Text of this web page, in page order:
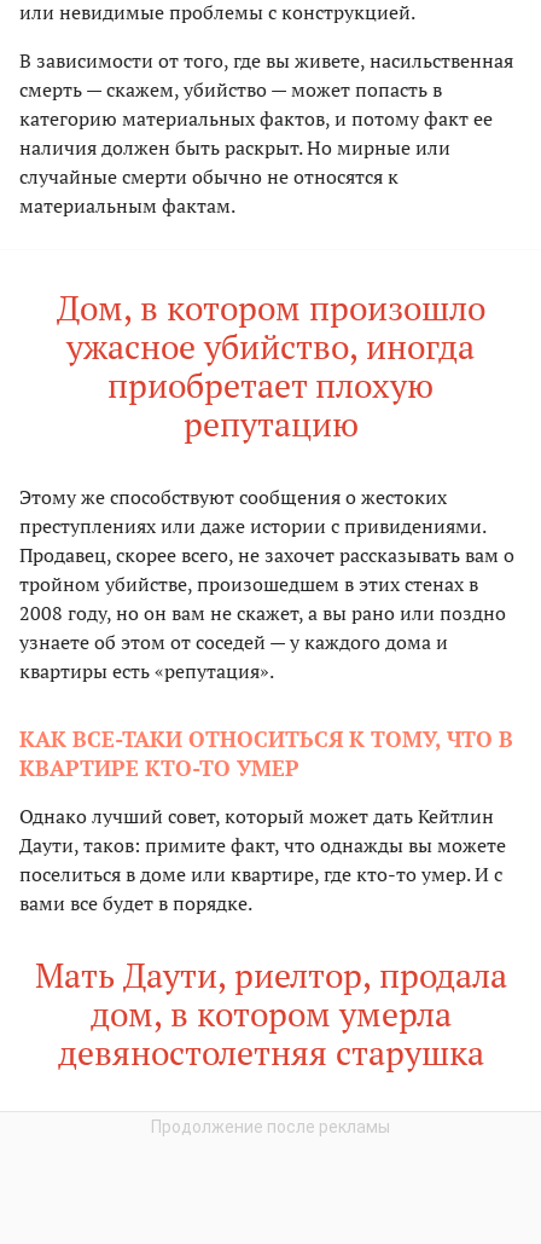
или невидимые проблемы с конструкцией.
В зависимости от того, где вы живете, насильственная
смерть — скажем, убийство — может попасть в
категорию материальных фактов, и потому факт ее
наличия должен быть раскрыт. Но мирные или
случайные смерти обычно не относятся к
материальным фактам.
Дом, в котором произошло
ужасное убийство, иногда
приобретает плохую
репутацию
Этому же способствуют сообщения о жестоких
преступлениях или даже истории с привидениями.
Продавец, скорее всего, не захочет рассказывать вам о
тройном убийстве, произошедшем в этих стенах в
2008 году, но он вам не скажет, а вы рано или поздно
узнаете об этом от соседей — у каждого дома и
квартиры есть «репутация».
КАК ВСЕ-ТАКИ ОТНОСИТЬСЯ К ТОМУ, ЧТО В
КВАРТИРЕ КТО-ТО УМЕР
Однако лучший совет, который может дать Кейтлин
Даути, таков: примите факт, что однажды вы можете
поселиться в доме или квартире, где кто-то умер. И с
вами все будет в порядке.
Мать Даути, риелтор, продала
дом, в котором умерла
девяностолетняя старушка